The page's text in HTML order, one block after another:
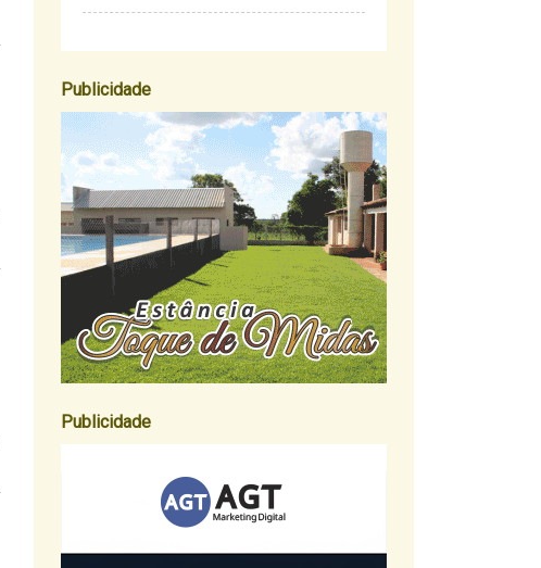
Publicidade
Publicidade